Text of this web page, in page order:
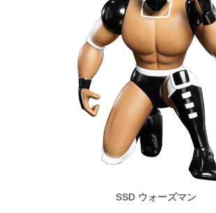
SSD ウォーズマン